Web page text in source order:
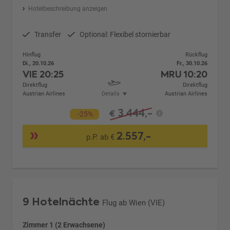
Hotelbeschreibung anzeigen
Transfer Optional: Flexibel stornierbar
Hinflug
Di., 20.10.26
VIE 20:25
Direktflug
Austrian Airlines
Details
Rückflug
Fr., 30.10.26
MRU 10:20
Direktflug
Austrian Airlines
-25% € 3.444,-
p.P. ab € 2.557,-
9 Hotelnächte Flug ab Wien (VIE)
Zimmer 1 (2 Erwachsene)